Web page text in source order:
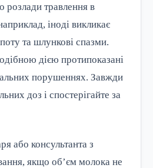
розлади травлення в
іноді викликає
та шлункові спазми.
дією протипоказані
порушеннях. Завжди
доз і спостерігайте за
або консультанта з
якщо об’єм молока не